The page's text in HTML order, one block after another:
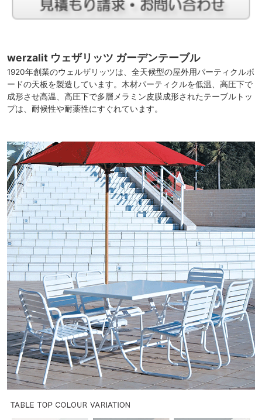
werzalit ウェザリッツ ガーデンテーブル
1920年創業のウェルザリッツは、全天候型の屋外用パーティクルボ
ードの天板を製造しています。木材パーティクルを低温、高圧下で
成形させ高温、高圧下で多層メラミン皮膜成形されたテーブルトッ
プは、耐候性や耐薬性にすぐれています。